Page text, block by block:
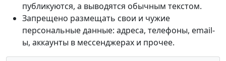
публикуются, а выводятся обычным текстом.
Запрещено размещать свои и чужие
персональные данные: адреса, телефоны, email-
ы, аккаунты в мессенджерах и прочее.